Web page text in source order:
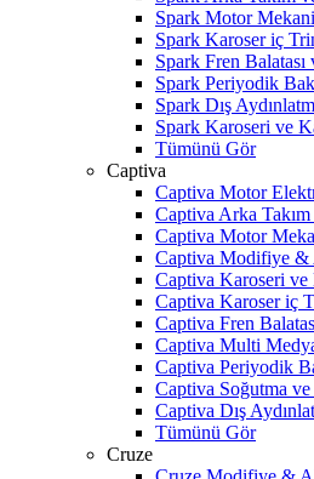
Spark Motor
Spark Karoser iç
Spark Fren
Spark Periyodik
Spark Dış
Spark Karoseri ve
Tümünü Gör
Captiva
Captiva Motor
Captiva Arka
Captiva Motor
Captiva Modifiye &
Captiva Karoseri
Captiva Karoser iç
Captiva Fren
Captiva Multi
Captiva Periyodik
Captiva Soğutma
Captiva Dış
Tümünü Gör
Cruze